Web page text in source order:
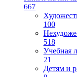
667
100
518
Учебная
21
Детям и